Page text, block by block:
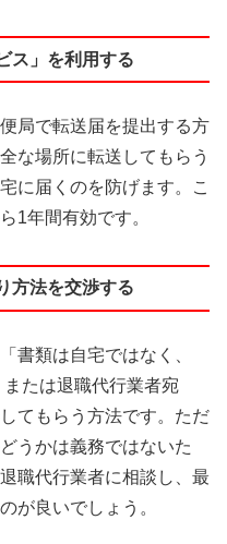
ス」を利用する
局で転送届を提出する方
な場所に転送してもらう
に届くのを防げます。こ
1年間有効です。
方法を交渉する
書類は自宅ではなく、
たは退職代行業者宛
てもらう方法です。ただ
うかは義務ではないた
職代行業者に相談し、最
が良いでしょう。